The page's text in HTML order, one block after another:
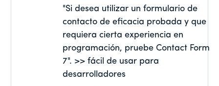
"Si desea utilizar un formulario de
contacto de eficacia probada y que
requiera cierta experiencia en
programación, pruebe Contact Form
7". >> fácil de usar para
desarrolladores